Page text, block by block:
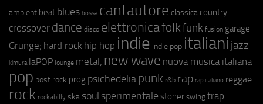
ambient beat blues bossa cantautore classica country
crossover dance disco elettronicafolkfunk fusion garage
Grunge; hard rock hip hop indie indie pop italiani jazz
kimura laPOP lounge metal; new wave nuova musica italiana
pop post rock prog psichedeliapunk r&b rap rap italiano reggae
rock rockabilly ska soul sperimentale stoner swing trap